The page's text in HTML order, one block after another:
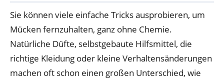
Sie können viele einfache Tricks ausprobieren, um
Mücken fernzuhalten, ganz ohne Chemie.
Natürliche Düfte, selbstgebaute Hilfsmittel, die
richtige Kleidung oder kleine Verhaltensänderungen
machen oft schon einen großen Unterschied, wie